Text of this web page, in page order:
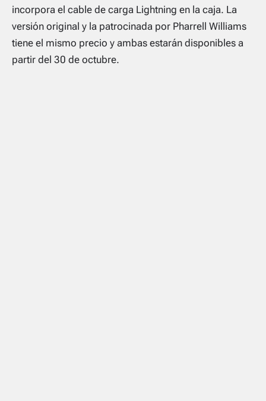
incorpora el cable de carga Lightning en la caja. La
versión original y la patrocinada por Pharrell Williams
tiene el mismo precio y ambas estarán disponibles a
partir del 30 de octubre.